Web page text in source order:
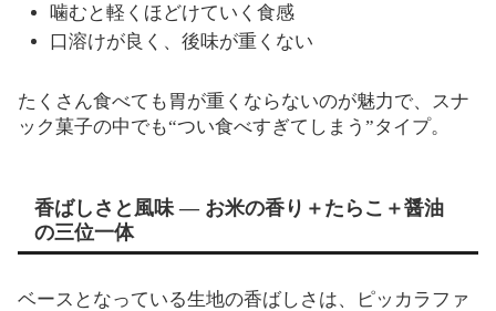
噛むと軽くほどけていく食感
口溶けが良く、後味が重くない
たくさん食べても胃が重くならないのが魅力で、スナ
ック菓子の中でも“つい食べすぎてしまう”タイプ。
香ばしさと風味 — お米の香り＋たらこ＋醤油
の三位一体
ベースとなっている生地の香ばしさは、ピッカラファ